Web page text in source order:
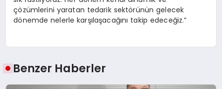
çözümlerini yaratan tedarik sektörünün gelecek
dönemde nelerle karşılaşacağını takip edeceğiz.”
Benzer Haberler